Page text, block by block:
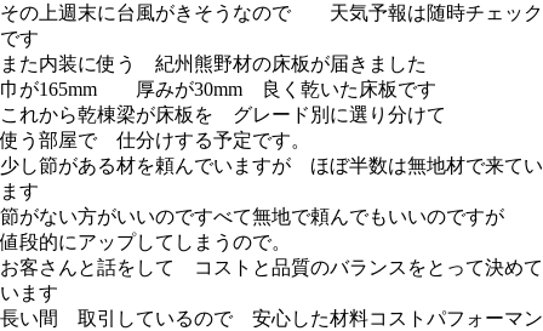
その上週末に台風がきそうなので 天気予報は随時チェック
です
また内装に使う 紀州熊野材の床板が届きました
巾が165mm 厚みが30mm 良く乾いた床板です
これから乾棟梁が床板を グレード別に選り分けて
使う部屋で 仕分けする予定です。
少し節がある材を頼んでいますが ほぼ半数は無地材で来てい
ます
節がない方がいいのですべて無地で頼んでもいいのですが
値段的にアップしてしまうので。
お客さんと話をして コストと品質のバランスをとって決めて
います
長い間 取引しているので 安心した材料コストパフォーマン